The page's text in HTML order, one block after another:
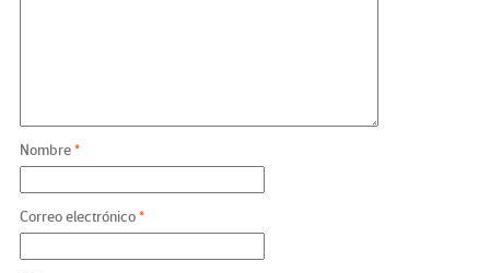
Nombre*
Correo electrónico*